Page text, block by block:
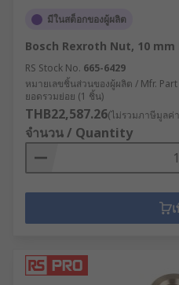
มีในสต็อกของผู้ผลิต
Bosch Rexroth Nut, 10 mm
RS Stock No. 665-6429
หมายเลขชิ้นส่วนของผู้ผลิต / Mfr. Part
ยอดรวมย่อย (1 ชิ้น)
THB22,587.26(ไม่รวมภาษีมูลค่
จำนวน / Quantity